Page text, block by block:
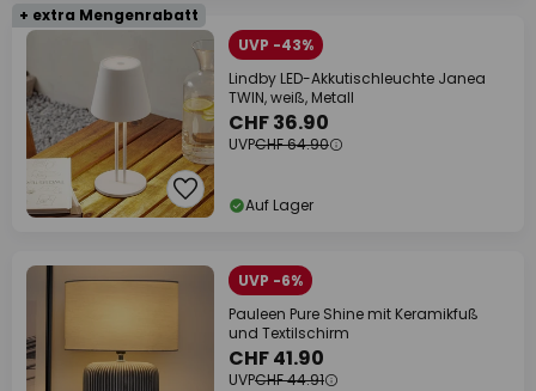
+ extra Mengenrabatt
UVP -43%
Lindby LED-Akkutischleuchte Janea
TWIN, weiß, Metall
CHF 36.90
UVPCHF 64.90
Auf Lager
UVP -6%
Pauleen Pure Shine mit Keramikfuß
und Textilschirm
CHF 41.90
UVPCHF 44.91